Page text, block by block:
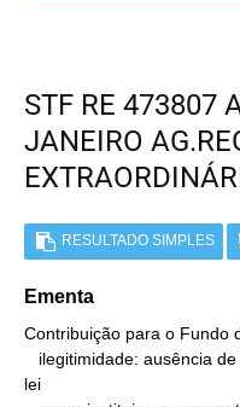
STF RE 473807
JANEIRO
RESULTADO SIMPLES
Ementa
Contribuição para o Fundo
lei